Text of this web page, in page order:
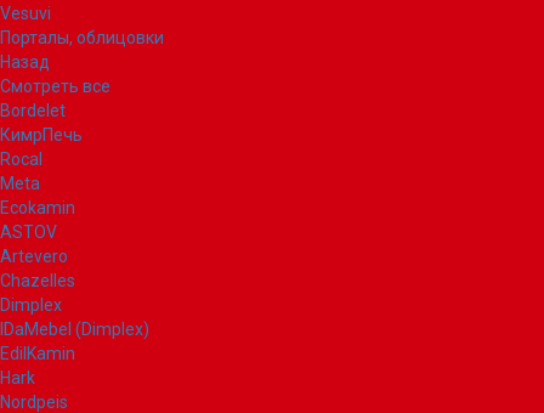
Vesuvi
Порталы, облицовки
Назад
Смотреть все
Bordelet
КимрПечь
Rocal
Meta
Ecokamin
ASTOV
Artevero
Chazelles
Dimplex
IDaMebel (Dimplex)
EdilKamin
Hark
Nordpeis